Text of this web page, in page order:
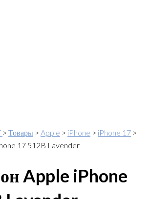
> Товары > Apple > iPhone > iPhone 17 >
17 512B Lavender
Apple iPhone